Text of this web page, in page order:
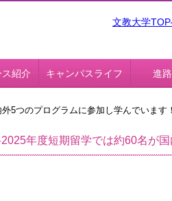
文教大学
紹介 キャンパスライフ 進
5つのプログラムに参加し学んでいます！
年度短期留学では約60名が